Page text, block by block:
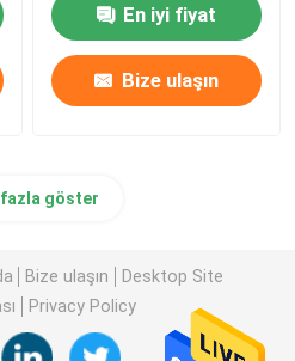
En iyi fiyat
Bize ulaşın
fazla göster
Bize ulaşın
Desktop Site
Privacy Policy